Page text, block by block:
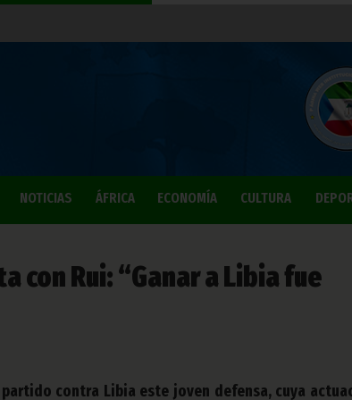
NOTICIAS ÁFRICA ECONOMÍA CULTURA
con Rui: “Ganar a Libia fue
contra Libia este joven defensa, cuya